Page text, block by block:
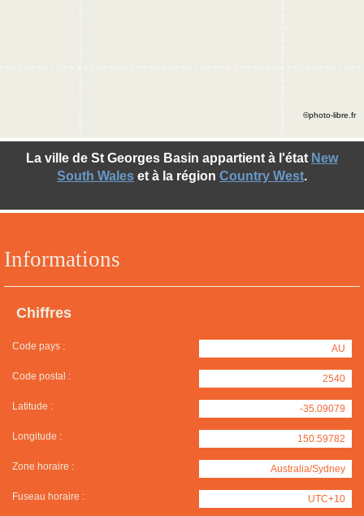
Informations
Chiffres
Code pays : AU
Code postal : 2540
Latitude : -35.09079
Longitude : 150.59782
Zone horaire : Australia/Sydney
Fuseau horaire : UTC+10
La ville de St Georges Basin appartient à l'état New
South Wales et à la région Country West.
©photo-libre.fr